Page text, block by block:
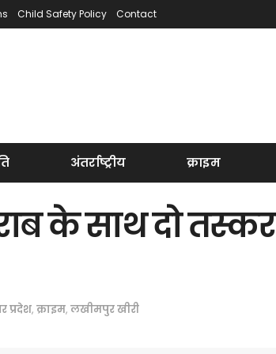
Child Safety Policy Contact
अंतर्राष्ट्रीय क्राइम
के साथ दो तस्कर
प्रदेश, क्राइम, लखीमपुर खीरी